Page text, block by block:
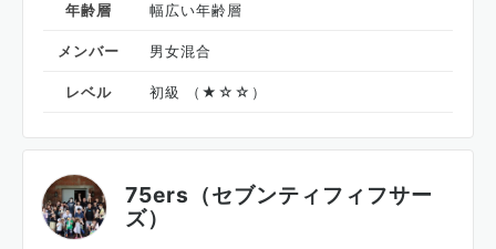
年齢層 幅広い年齢層
メンバー 男女混合
レベル 初級 （★☆☆）
75ers（セブンティフィフサー
ズ）